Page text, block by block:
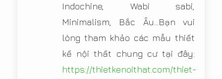
Indochine, Wabi sabi,
Minimalism, Bắc Âu...Bạn vui
lòng tham khảo các mẫu thiết
kế nội thất chung cư tại đây:
https://thietkenoithat.com/thiet-